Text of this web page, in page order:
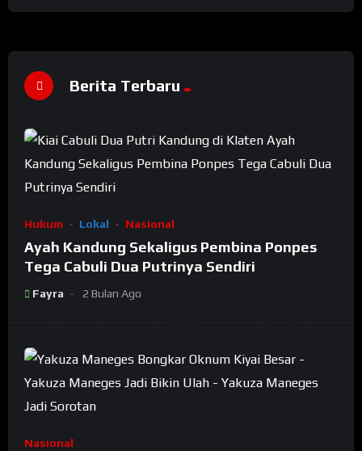
Berita Terbaru
Hukum Lokal Nasional
Ayah Kandung Sekaligus Pembina Ponpes
Tega Cabuli Dua Putrinya Sendiri
Fayra 2 Bulan Ago
Nasional